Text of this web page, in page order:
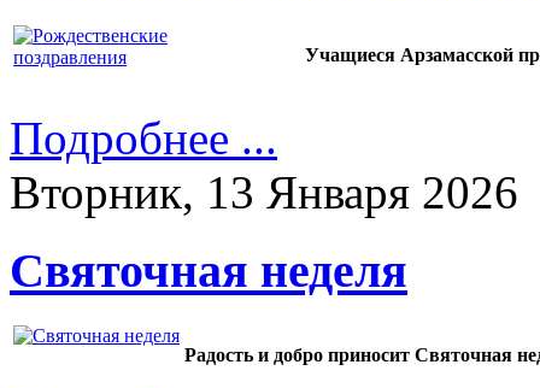
Учащиеся Арзамасской
Подробнее ...
Вторник, 13 Января 2026
Святочная неделя
Радость и добро приносит Святочная